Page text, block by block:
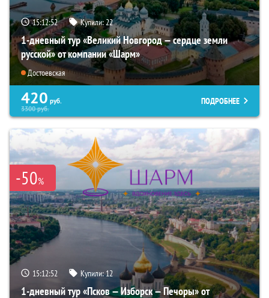
15:12:51 Купили:22
1-дневный тур «Великий Новгород — сердце земли
русской» от компании «Шарм»
Достоевская
420 руб.
3300руб.
ПОДРОБНЕЕ
-50%
15:12:51 Купили:12
1-дневный тур «Псков — Изборск — Печоры» от